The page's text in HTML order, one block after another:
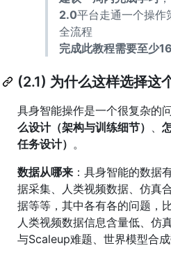
2.0平台走通一个操作
全流程
完成此教程需要至少
(2.1) 为什么这样选择这
具身智能操作是一个很复杂的
么设计（架构与训练细节）
任务设计） 。
数据从哪来 ：具身智能的数据
据采集、人类视频数据、仿真
据等等，其中各有各的问题，
人类视频数据信息含量低、仿
与Scaleup难题、世界模型合成